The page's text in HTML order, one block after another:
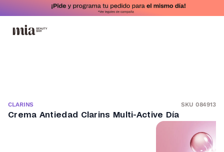
CLARINS SKU 084913
Crema Antiedad Clarins Multi-Active Día